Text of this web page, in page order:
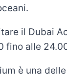
il Dubai
fino alle
è una delle